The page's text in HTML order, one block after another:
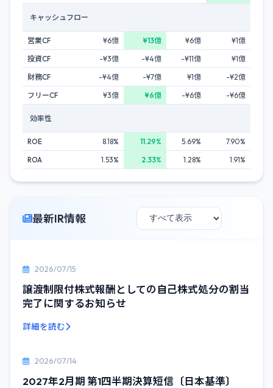
キャッシュフロー
営業CF ¥6億 ¥13億 ¥6億
¥1億
投資CF
-¥3億 -¥4億 -¥11億
¥1億
財務CF
-¥4億 -¥7億 ¥1億
-¥2億
フリーCF
¥3億 ¥6億 -¥6億 -¥6億
効率性
ROE 8.18% 11.29% 5.69%
7.90%
ROA
1.53% 2.33% 1.28% 1.91%
最新IR情報
2026/07/15
譲渡制限付株式報酬としての自己株式処分の割当
完了に関するお知らせ
詳細を読む
2026/07/14
2027年2月期 第1四半期決算短信〔日本基準〕